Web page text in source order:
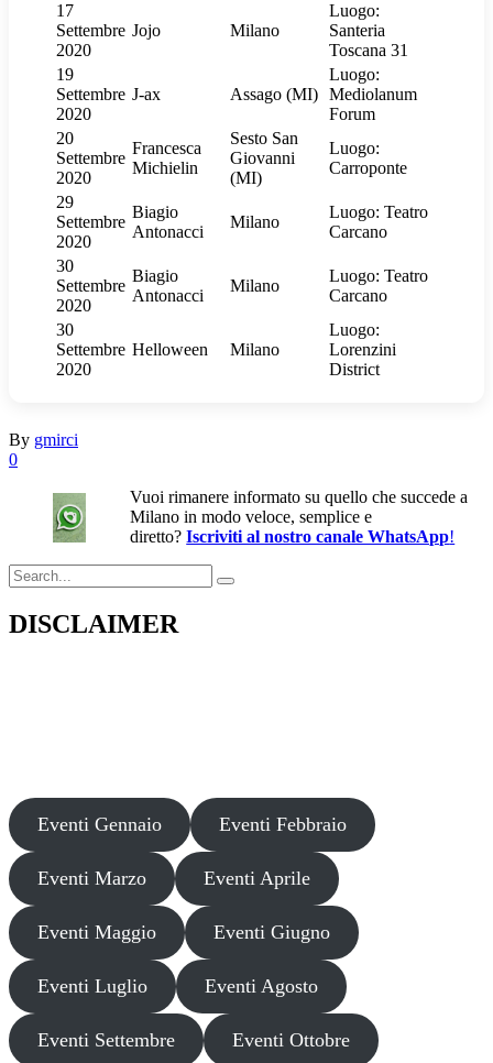
17
Settembre
2020
Jojo Milano
Luogo:
Santeria
Toscana 31
19
Settembre
2020
J-ax Assago (MI)
Luogo:
Mediolanum
Forum
20
Settembre
2020
Francesca
Michielin
Sesto San
Giovanni
(MI)
Luogo:
Carroponte
29
Settembre
2020
Biagio
Antonacci
Milano
Luogo: Teatro
Carcano
30
Settembre
2020
Biagio
Antonacci
Milano
Luogo: Teatro
Carcano
30
Settembre
2020
Helloween Milano
Luogo:
Lorenzini
District
By gmirci
0
Vuoi rimanere informato su quello che succede a
Milano in modo veloce, semplice e
diretto?Iscriviti al nostro canale WhatsApp!
Search
for:
DISCLAIMER
Eventi Gennaio Eventi Febbraio
Eventi Marzo Eventi Aprile
Eventi Maggio Eventi Giugno
Eventi Luglio Eventi Agosto
Eventi Settembre Eventi Ottobre